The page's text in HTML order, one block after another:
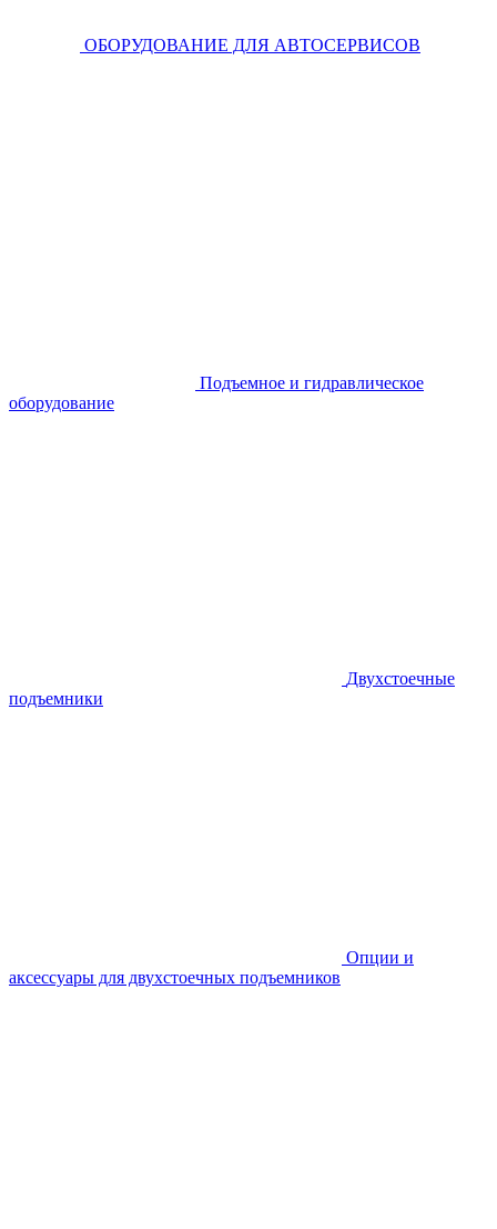
ОБОРУДОВАНИЕ ДЛЯ АВТОСЕРВИСОВ
Подъемное и гидравлическое
оборудование
Двухстоечные
подъемники
Опции и
аксессуары для двухстоечных подъемников